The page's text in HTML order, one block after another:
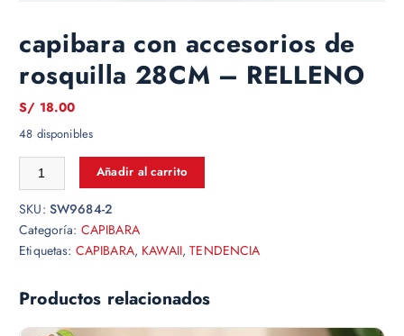
capibara con accesorios de
rosquilla 28CM – RELLENO
S/ 18.00
48 disponibles
Añadir al carrito
SKU: SW9684-2
Categoría: CAPIBARA
Etiquetas: CAPIBARA, KAWAII,TENDENCIA
Productos relacionados